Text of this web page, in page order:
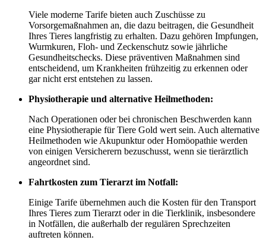
Viele moderne Tarife bieten auch Zuschüsse zu
Vorsorgemaßnahmen an, die dazu beitragen, die Gesundheit
Ihres Tieres langfristig zu erhalten. Dazu gehören Impfungen,
Wurmkuren, Floh- und Zeckenschutz sowie jährliche
Gesundheitschecks. Diese präventiven Maßnahmen sind
entscheidend, um Krankheiten frühzeitig zu erkennen oder
gar nicht erst entstehen zu lassen.
Physiotherapie und alternative Heilmethoden:
Nach Operationen oder bei chronischen Beschwerden kann
eine Physiotherapie für Tiere Gold wert sein. Auch alternative
Heilmethoden wie Akupunktur oder Homöopathie werden
von einigen Versicherern bezuschusst, wenn sie tierärztlich
angeordnet sind.
Fahrtkosten zum Tierarzt im Notfall:
Einige Tarife übernehmen auch die Kosten für den Transport
Ihres Tieres zum Tierarzt oder in die Tierklinik, insbesondere
in Notfällen, die außerhalb der regulären Sprechzeiten
auftreten können.